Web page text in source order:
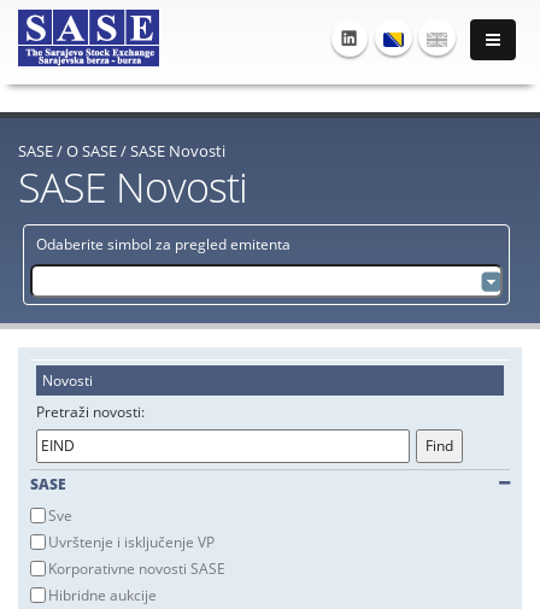
SASE/O SASE/SASE Novosti
Odaberite simbol za pregled emitenta
SASE Novosti
Novosti
Pretraži novosti:
SASE
Sve
Uvrštenje i isključenje VP
Korporativne novosti SASE
Hibridne aukcije